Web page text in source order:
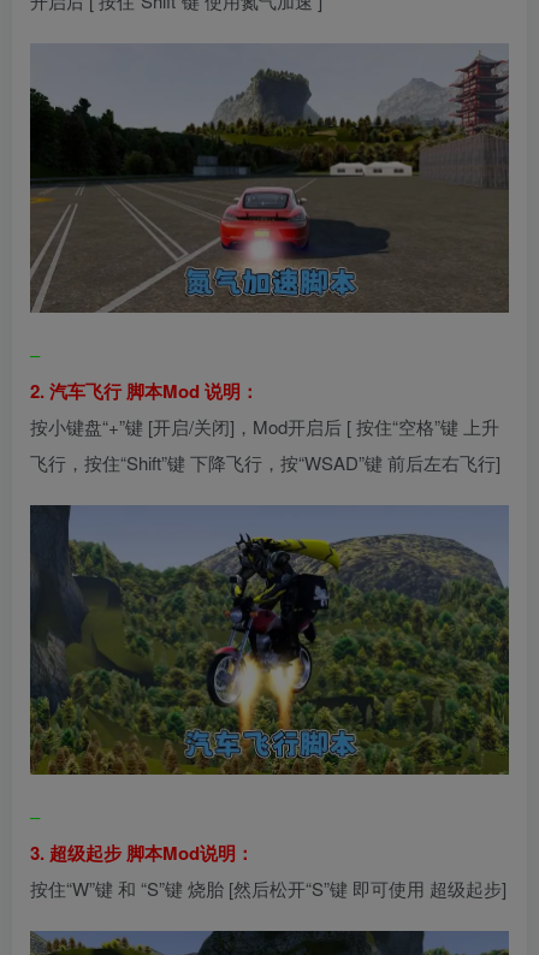
–
2. 汽车飞行 脚本Mod 说明：
按小键盘“+”键 [开启/关闭]，Mod开启后 [ 按住“空格”键 上升
飞行，按住“Shift”键 下降飞行，按“WSAD”键 前后左右飞行]
–
3. 超级起步 脚本Mod说明：
按住“W”键 和 “S”键 烧胎 [然后松开“S”键 即可使用 超级起步]